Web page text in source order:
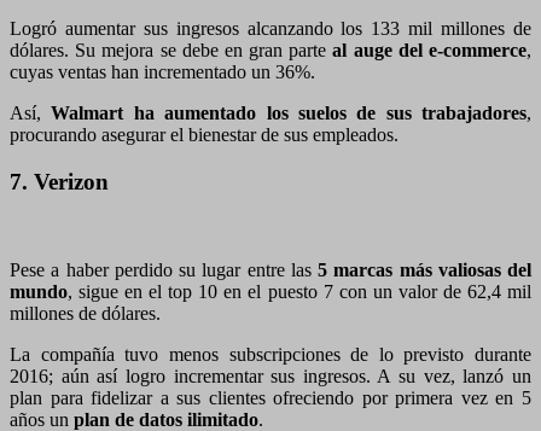
Logró aumentar sus ingresos alcanzando los 133 mil millones de
dólares. Su mejora se debe en gran parteal auge del e-commerce,
cuyas ventas han incrementado un 36%.
Así,Walmart ha aumentado los suelos de sus trabajadores,
procurando asegurar el bienestar de sus empleados.
7. Verizon
Pese a haber perdido su lugar entre las 5 marcas más valiosas del
mundo, sigue en el top 10 en el puesto 7 con un valor de 62,4 mil
millones de dólares.
La compañía tuvo menos subscripciones de lo previsto durante
2016; aún así logro incrementar sus ingresos. A su vez, lanzó un
plan para fidelizar a sus clientes ofreciendo por primera vez en 5
años un plan de datos ilimitado.